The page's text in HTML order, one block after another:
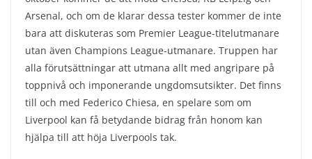
Arsenal, och om de klarar dessa tester kommer de inte
bara att diskuteras som Premier League-titelutmanare
utan även Champions League-utmanare. Truppen har
alla förutsättningar att utmana allt med angripare på
toppnivå och imponerande ungdomsutsikter. Det finns
till och med Federico Chiesa, en spelare som om
Liverpool kan få betydande bidrag från honom kan
hjälpa till att höja Liverpools tak.